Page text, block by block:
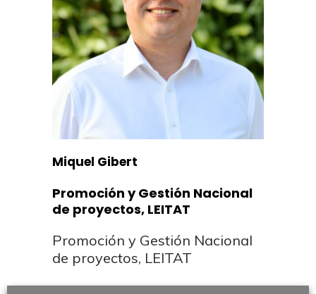
Miquel Gibert
Promoción y Gestión Nacional
de proyectos, LEITAT
Promoción y Gestión Nacional
de proyectos, LEITAT